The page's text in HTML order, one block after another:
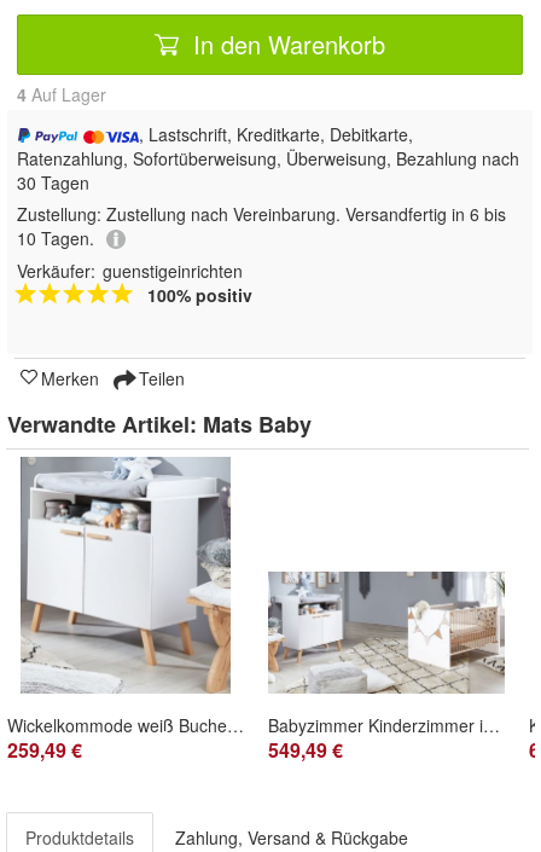
In den Warenkorb
4 Auf Lager
, Lastschrift, Kreditkarte, Debitkarte,
Ratenzahlung, Sofortüberweisung, Überweisung, Bezahlung nach
30 Tagen
Zustellung: Zustellung nach Vereinbarung. Versandfertig in 6 bis
10 Tagen.
Verkäufer: guenstigeinrichten
100% positiv
Merken Teilen
Verwandte Artikel: Mats Baby
Wickelkommode weiß Buche Wickeltisch Kommode mit Wickelansatz GS Siegel Mats
259,49 €
Babyzimmer Kinderzimmer in weiß Buche Set Wickelkommode Babybett Juniorbett Mats
549,49 €
Produktdetails Zahlung, Versand & Rückgabe